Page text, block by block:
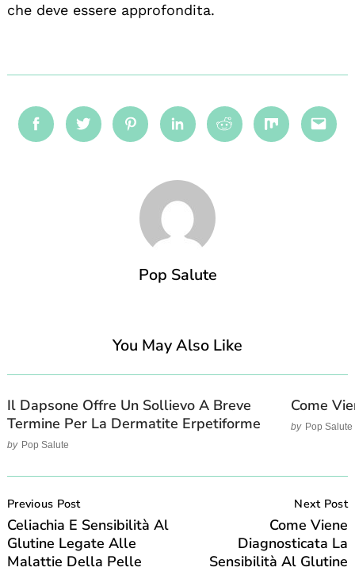
che deve essere approfondita.
FacebookTwitterPinterestLinkedinRedditMix
Pop Salute
You May Also Like
Il Dapsone Offre Un Sollievo A Breve
Termine Per La Dermatite Erpetiforme
by Pop Salute
Come
by Pop Salute
Navigation
Previous Post
Celiachia E Sensibilità Al
Glutine Legate Alle
Malattie Della Pelle
Next Post
Come Viene
Diagnosticata La
Sensibilità Al Glutine